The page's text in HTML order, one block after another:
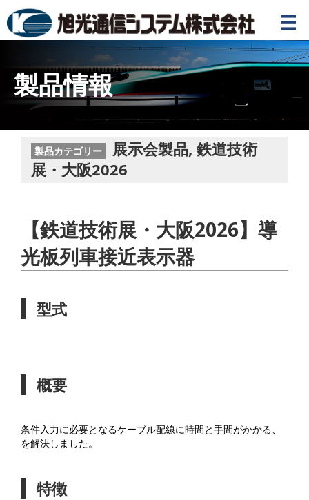
製品情報
製品カテゴリー 展示会製品, 鉄道技術
展・大阪2026
【鉄道技術展・大阪2026】導
光板列車接近表示器
型式
概要
条件入力に必要となるケーブル配線に時間と手間がかかる、
を解決しました。
特徴